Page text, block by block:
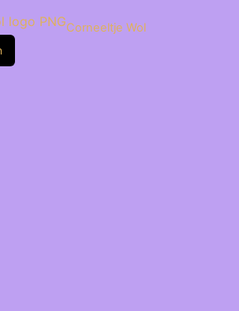
Corneeltje Wol